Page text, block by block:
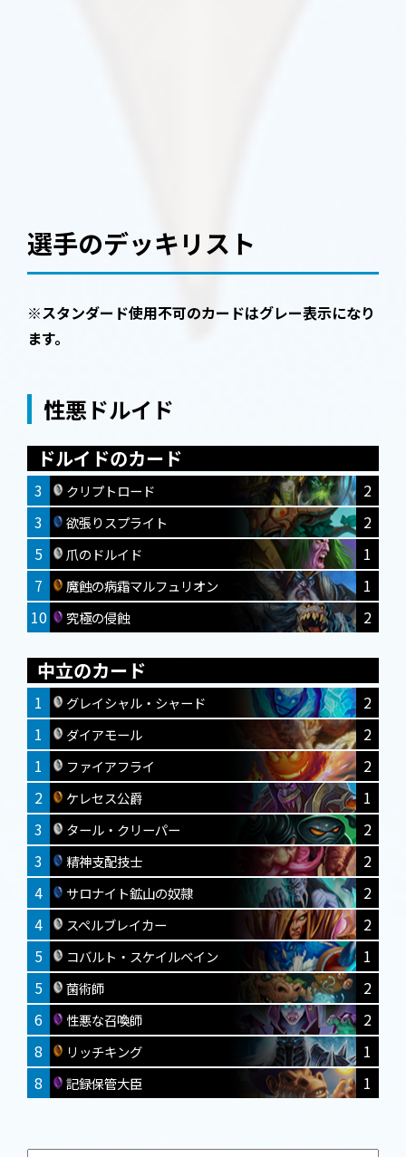
選手のデッキリスト
※スタンダード使用不可のカードはグレー表示になり
ます。
性悪ドルイド
ドルイドのカード
3 クリプトロード
2
3
欲張りスプライト
2
5
爪のドルイド
1
7
魔蝕の病霜マルフュリオン
1
10
究極の侵蝕 2
中立のカード
1 グレイシャル・シャード
2
1
ダイアモール
2
1
ファイアフライ
2
2
ケレセス公爵
1
3
タール・クリーパー
2
3
精神支配技士
2
4
サロナイト鉱山の奴隷
2
4
スペルブレイカー
2
5
コバルト・スケイルベイン
1
5
菌術師
2
6
性悪な召喚師
2
8
リッチキング
1
8
記録保管大臣 1